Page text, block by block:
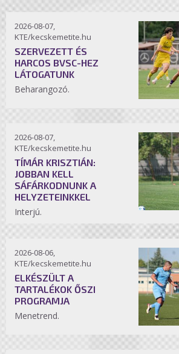
2026-08-07,
KTE/kecskemetite.hu
SZERVEZETT ÉS
HARCOS BVSC-HEZ
LÁTOGATUNK
Beharangozó.
2026-08-07,
KTE/kecskemetite.hu
TÍMÁR KRISZTIÁN:
JOBBAN KELL
SÁFÁRKODNUNK A
HELYZETEINKKEL
Interjú.
2026-08-06,
KTE/kecskemetite.hu
ELKÉSZÜLT A
TARTALÉKOK ŐSZI
PROGRAMJA
Menetrend.